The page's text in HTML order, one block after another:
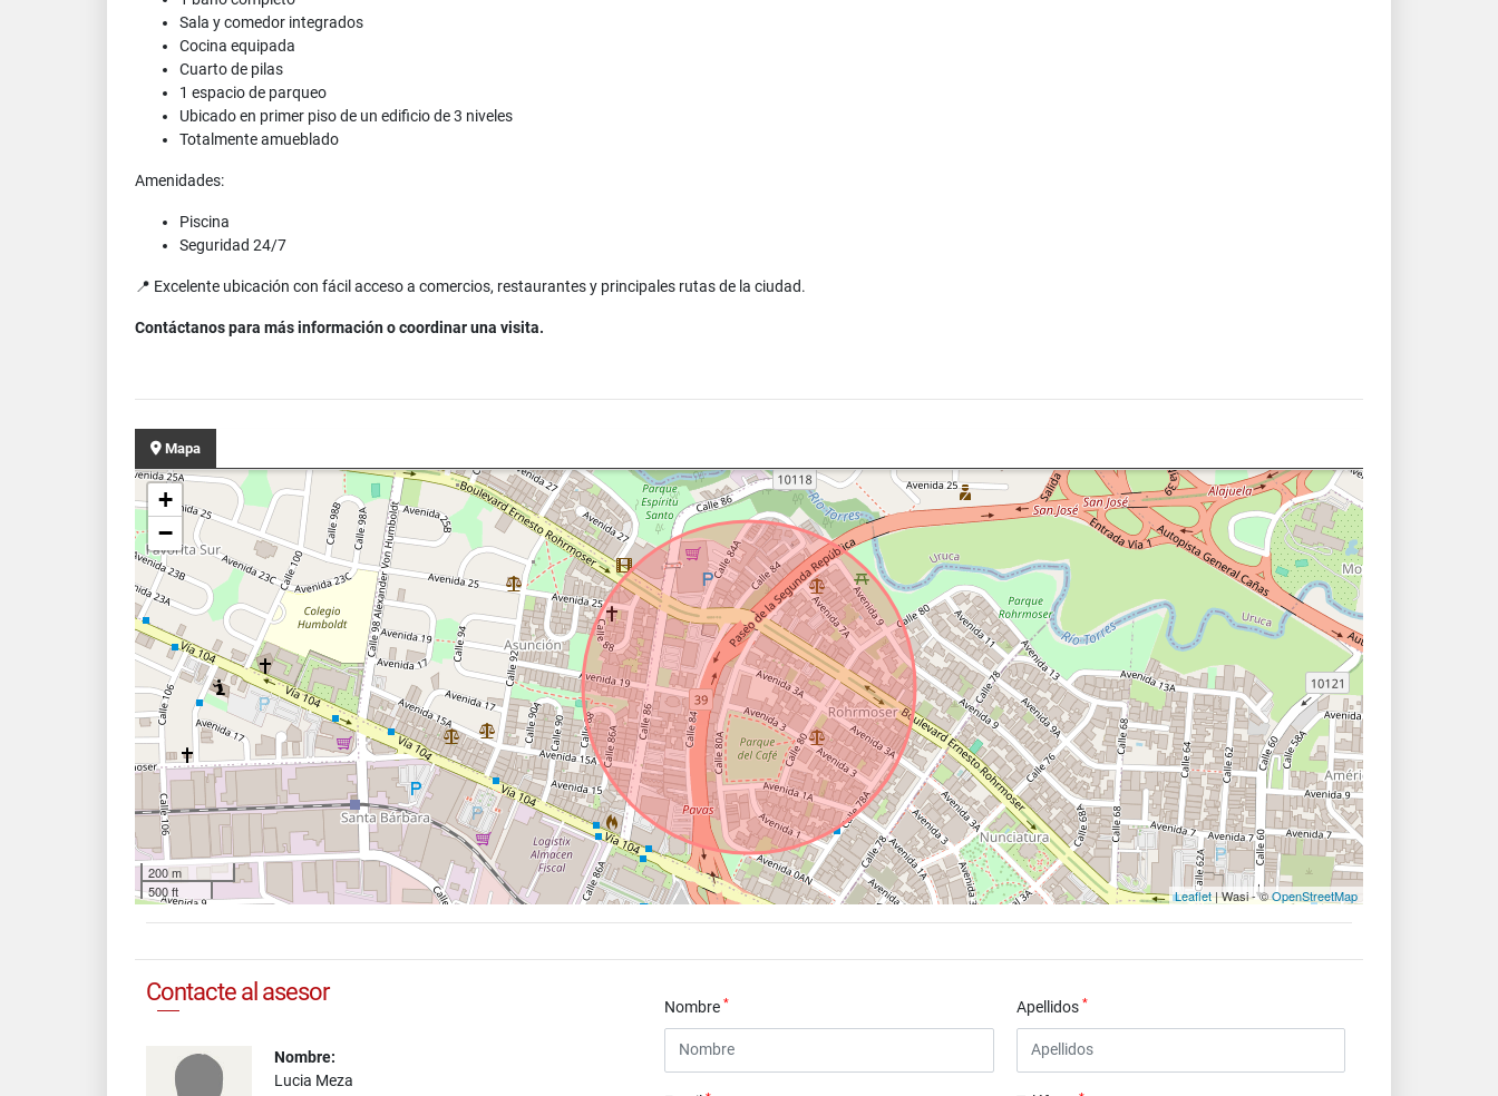
Sala y comedor integrados
Cocina equipada
Cuarto de pilas
1 espacio de parqueo
Ubicado en primer piso de un edificio de 3 niveles
Totalmente amueblado
Amenidades:
Piscina
Seguridad 24/7
📍 Excelente ubicación con fácil acceso a comercios, restaurantes y principales rutas de la ciudad.
Contáctanos para más información o coordinar una visita.
Mapa
+
−
200 m
500 ft
Leaflet| Wasi - ©OpenStreetMap
Contacte al asesor
Nombre:
Lucia Meza
Nombre* Apellidos *